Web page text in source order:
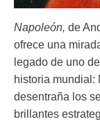
Napoleón, de
ofrece una
legado de uno
historia mundial:
desentraña los
brillantes